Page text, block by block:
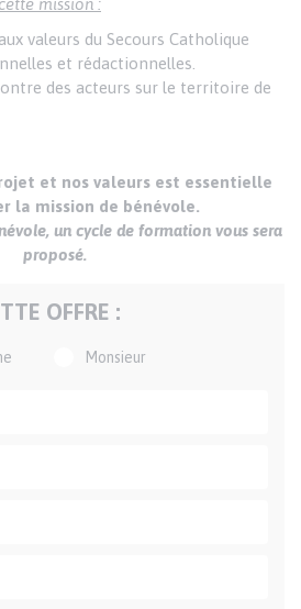
mission :
valeurs du Secours Catholique
et rédactionnelles.
des acteurs sur le territoire de
et nos valeurs est essentielle
la mission de bénévole.
un cycle de formation vous sera
proposé.
OFFRE :
Monsieur